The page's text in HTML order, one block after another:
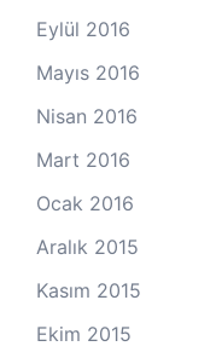
Eylül 2016
Mayıs 2016
Nisan 2016
Mart 2016
Ocak 2016
Aralık 2015
Kasım 2015
Ekim 2015